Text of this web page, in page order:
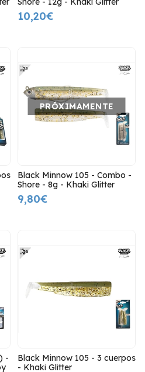
10,20€
PRÓXIMAMENTE
Black Minnow 105 - Combo -
Shore - 8g - Khaki Glitter
9,80€
-
Black Minnow 105 - 3 cuerpos
- Khaki Glitter